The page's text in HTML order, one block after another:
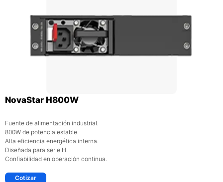
NovaStar H800W
Fuente de alimentación industrial.
800W de potencia estable.
Alta eficiencia energética interna.
Diseñada para serie H.
Confiabilidad en operación continua.
Cotizar